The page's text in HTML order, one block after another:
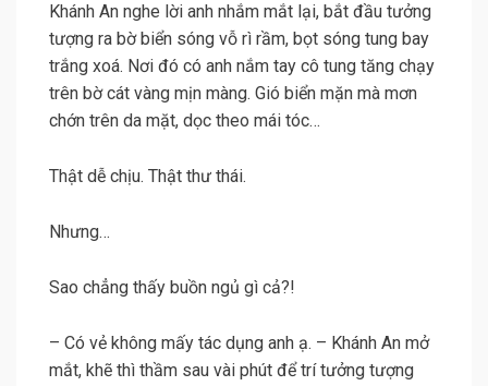
Khánh An nghe lời anh nhắm mắt lại, bắt đầu tưởng
tượng ra bờ biển sóng vỗ rì rầm, bọt sóng tung bay
trắng xoá. Nơi đó có anh nắm tay cô tung tăng chạy
trên bờ cát vàng mịn màng. Gió biển mặn mà mơn
chớn trên da mặt, dọc theo mái tóc…
Thật dễ chịu. Thật thư thái.
Nhưng…
Sao chẳng thấy buồn ngủ gì cả?!
– Có vẻ không mấy tác dụng anh ạ. – Khánh An mở
mắt, khẽ thì thầm sau vài phút để trí tưởng tượng